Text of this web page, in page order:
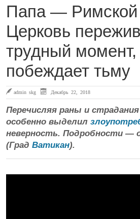
Папа — Римской
Церковь
трудный момент,
побеждает тьму
admin skg Декабрь 22, 2018
Перечисляя раны и
особенно выделил
неверность. Подробности —
(Град Ватикан).